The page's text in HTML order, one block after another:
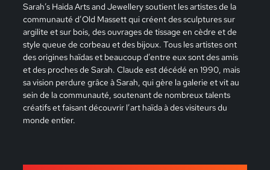
Sarah’s Haida Arts and Jewellery soutient les artistes de la
communauté d’Old Massett qui créent des sculptures sur
argilite et sur bois, des ouvrages de tissage en cèdre et de
style queue de corbeau et des bijoux. Tous les artistes ont
des origines haïdas et beaucoup d’entre eux sont des amis
et des proches de Sarah. Claude est décédé en 1990, mais
sa vision perdure grâce à Sarah, qui gère la galerie et vit au
sein de la communauté, soutenant de nombreux talents
créatifs et faisant découvrir l’art haïda à des visiteurs du
monde entier.